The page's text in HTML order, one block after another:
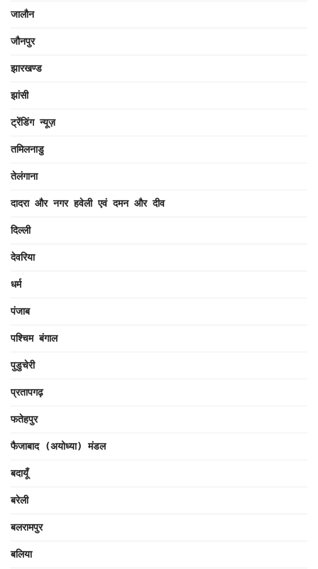
जालौन
जौनपुर
झारखण्ड
झांसी
ट्रेंडिंग न्यूज़
तमिलनाडु
तेलंगाना
दादरा और नगर हवेली एवं दमन और दीव
दिल्ली
देवरिया
धर्म
पंजाब
पश्चिम बंगाल
पुडुचेरी
प्रतापगढ़
फतेहपुर
फैजाबाद (अयोध्या) मंडल
बदायूँ
बरेली
बलरामपुर
बलिया